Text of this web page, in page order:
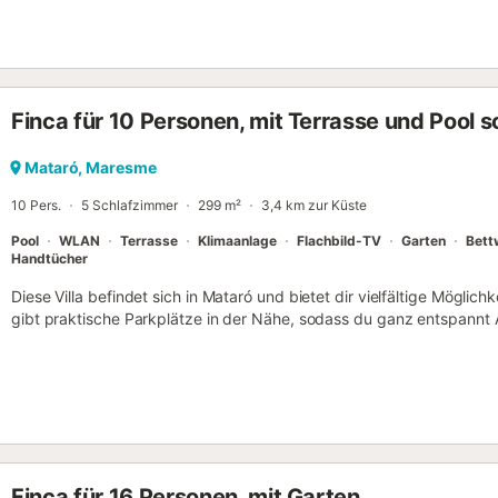
Wasserflasche, Kaffeepulver, Tee, Gewürze, Speiseöl, Zucker,
Finca für 10 Personen, mit Terrasse und Pool
Mataró, Maresme
10 Pers. 5 Schlafzimmer 299 m² 3,4 km zur Küste
Pool WLAN Terrasse Klimaanlage Flachbild-TV Garten
Handtücher
Diese Villa befindet sich in Mataró und bietet dir vielfältige
gibt praktische Parkplätze in der Nähe, sodass du ganz entspannt
Pool oder trink etwas im Garten dieser Villa mit 300
oder einen Patio und einen Grill nutzen. Wenn du genug Frischluft
Internetzugang (kostenlos), Fernseher und DVD-Player zahlreiche
deine freie Zeit ausgiebig genießen kannst. Zu den Vorzügen